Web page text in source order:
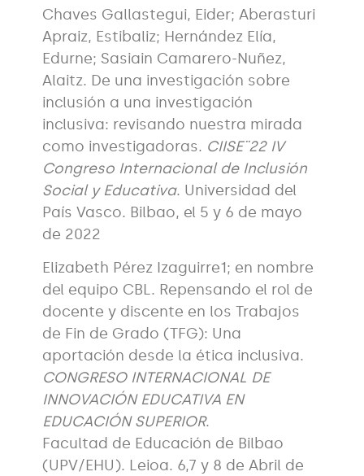
Chaves Gallastegui, Eider; Aberasturi
Apraiz, Estibaliz; Hernández Elía,
Edurne; Sasiain Camarero-Nuñez,
Alaitz. De una investigación sobre
inclusión a una investigación
inclusiva: revisando nuestra mirada
como investigadoras. CIISE¨22 IV
Congreso Internacional de Inclusión
Social y Educativa. Universidad del
País Vasco. Bilbao, el 5 y 6 de mayo
de 2022
Elizabeth Pérez Izaguirre1; en nombre
del equipo CBL. Repensando el rol de
docente y discente en los Trabajos
de Fin de Grado (TFG): Una
aportación desde la ética inclusiva.
CONGRESO INTERNACIONAL DE
INNOVACIÓN EDUCATIVA EN
EDUCACIÓN SUPERIOR.
Facultad de Educación de Bilbao
(UPV/EHU). Leioa. 6,7 y 8 de Abril de